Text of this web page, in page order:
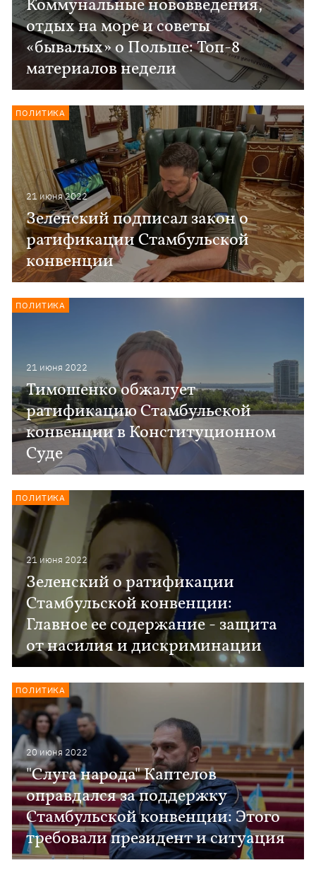
Коммунальные нововведения,
отдых на море и советы
«бывалых» о Польше: Топ-8
материалов недели
21 июня 2022
Зеленский подписал закон о
ратификации Стамбульской
конвенции
ПОЛИТИКА
21 июня 2022
Тимошенко обжалует
ратификацию Стамбульской
конвенции в Конституционном
Суде
ПОЛИТИКА
21 июня 2022
Зеленский о ратификации
Стамбульской конвенции:
Главное ее содержание - защита
от насилия и дискриминации
ПОЛИТИКА
20 июня 2022
"Слуга народа" Каптелов
оправдался за поддержку
Стамбульской конвенции: Этого
требовали президент и ситуация
ПОЛИТИКА